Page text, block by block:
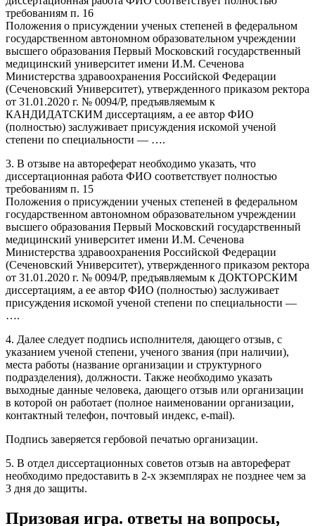
требованиям п. 16
Положения о присуждении ученых степеней в федеральном
государственном автономном образовательном учреждении
высшего образования Первый Московский государственный
медицинский университет имени И.М. Сеченова
Министерства здравоохранения Российской Федерации
(Сеченовский Университет), утвержденного приказом ректора
от 31.01.2020 г. № 0094/Р, предъявляемым к
КАНДИДАТСКИМ диссертациям, а ее автор ФИО
(полностью) заслуживает присуждения искомой ученой
степени по специальности — ….
3. В отзыве на автореферат необходимо указать, что
диссертационная работа ФИО соответствует полностью
требованиям п. 15
Положения о присуждении ученых степеней в федеральном
государственном автономном образовательном учреждении
высшего образования Первый Московский государственный
медицинский университет имени И.М. Сеченова
Министерства здравоохранения Российской Федерации
(Сеченовский Университет), утвержденного приказом ректора
от 31.01.2020 г. № 0094/Р, предъявляемым к ДОКТОРСКИМ
диссертациям, а ее автор ФИО (полностью) заслуживает
присуждения искомой ученой степени по специальности —
….
4. Далее следует подпись исполнителя, дающего отзыв, с
указанием ученой степени, ученого звания (при наличии),
места работы (название организации и структурного
подразделения), должности. Также необходимо указать
выходные данные человека, дающего отзыв или организации
в которой он работает (полное наименовании организации,
контактный телефон, почтовый индекс, e-mail).
Подпись заверяется гербовой печатью организации.
5. В отдел диссертационных советов отзыв на автореферат
необходимо предоставить в 2-х экземплярах не позднее чем за
3 дня до защиты.
Призовая игра. ответы на вопросы,